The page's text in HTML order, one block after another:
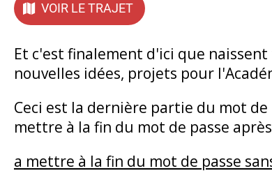
VOIR LE TRAJET
Et c'est finalement d'ici que
nouvelles idées, projets pour
Ceci est la dernière partie du mot de
mettre à la fin du mot de passe
a mettre à la fin du mot de passe